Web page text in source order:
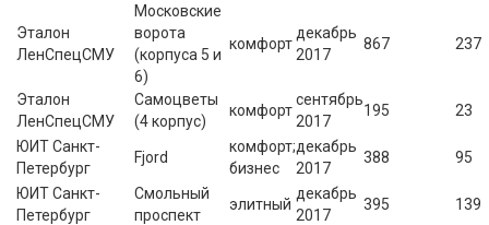
Эталон
ЛенСпецСМУ
Московские
ворота
(корпуса 5 и
6)
комфорт
декабрь
2017
867 237
Эталон
ЛенСпецСМУ
Самоцветы
(4 корпус)
комфорт
сентябрь
2017
195 23
ЮИТ Санкт-
Петербург
Fjord
комфорт;
бизнес
декабрь
2017
388 95
ЮИТ Санкт-
Петербург
Смольный
проспект
элитный
декабрь
2017
395 139